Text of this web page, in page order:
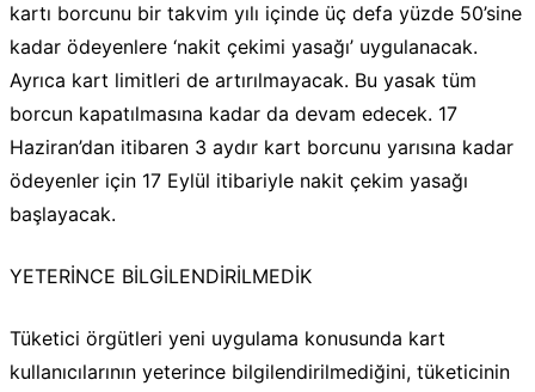
kartı borcunu bir takvim yılı içinde üç defa yüzde 50’sine
kadar ödeyenlere ‘nakit çekimi yasağı’ uygulanacak.
Ayrıca kart limitleri de artırılmayacak. Bu yasak tüm
borcun kapatılmasına kadar da devam edecek. 17
Haziran’dan itibaren 3 aydır kart borcunu yarısına kadar
ödeyenler için 17 Eylül itibariyle nakit çekim yasağı
başlayacak.
YETERİNCE BİLGİLENDİRİLMEDİK
Tüketici örgütleri yeni uygulama konusunda kart
kullanıcılarının yeterince bilgilendirilmediğini, tüketicinin